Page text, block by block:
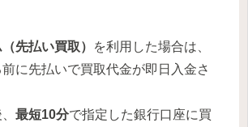
先払い買取）
を利用した場合は、
に先払いで買取代金が即日入金さ
最短10分で指定した銀行口座に買